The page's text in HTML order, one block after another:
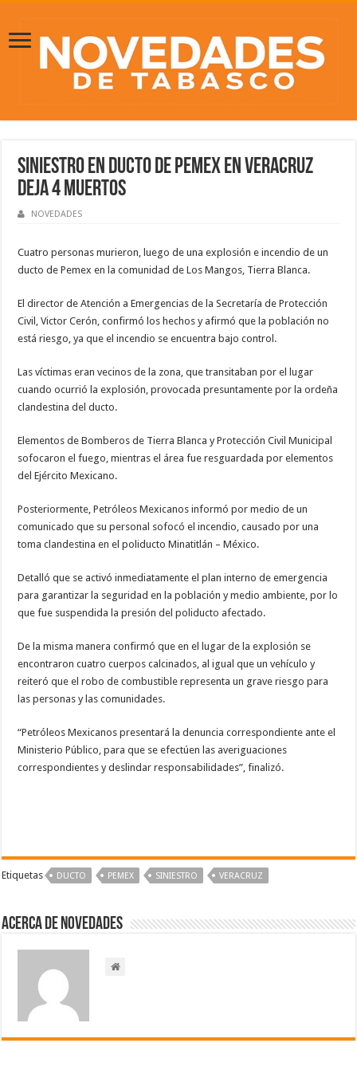
Siniestro en ducto de Pemex en Veracruz
deja 4 muertos
NOVEDADES
Cuatro personas murieron, luego de una explosión e incendio de un
ducto de Pemex en la comunidad de Los Mangos, Tierra Blanca.
El director de Atención a Emergencias de la Secretaría de Protección
Civil, Victor Cerón, confirmó los hechos y afirmó que la población no
está riesgo, ya que el incendio se encuentra bajo control.
Las víctimas eran vecinos de la zona, que transitaban por el lugar
cuando ocurrió la explosión, provocada presuntamente por la ordeña
clandestina del ducto.
Elementos de Bomberos de Tierra Blanca y Protección Civil Municipal
sofocaron el fuego, mientras el área fue resguardada por elementos
del Ejército Mexicano.
Posteriormente, Petróleos Mexicanos informó por medio de un
comunicado que su personal sofocó el incendio, causado por una
toma clandestina en el poliducto Minatitlán – México.
Detalló que se activó inmediatamente el plan interno de emergencia
para garantizar la seguridad en la población y medio ambiente, por lo
que fue suspendida la presión del poliducto afectado.
De la misma manera confirmó que en el lugar de la explosión se
encontraron cuatro cuerpos calcinados, al igual que un vehículo y
reiteró que el robo de combustible representa un grave riesgo para
las personas y las comunidades.
“Petróleos Mexicanos presentará la denuncia correspondiente ante el
Ministerio Público, para que se efectúen las averiguaciones
correspondientes y deslindar responsabilidades”, finalizó.
Etiquetas DUCTO PEMEX SINIESTRO VERACRUZ
Acerca de NOVEDADES